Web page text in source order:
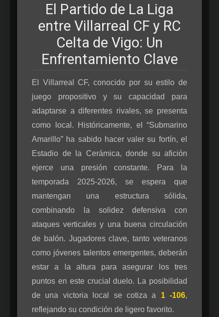
El Partido de La Liga
entre Villarreal CF y RC
Celta de Vigo: Un
Enfrentamiento Clave
El Villarreal CF, conocido por su estilo de
juego propositivo y su capacidad para
adaptarse a diferentes rivales, se presenta
como local. Históricamente, el “Submarino
Amarillo” ha sabido hacer valer su fortín, el
Estadio de la Cerámica, donde su afición
ejerce una presión constante. Para la
temporada 2025-2026, se espera que
mantengan una estructura sólida,
combinando la solidez defensiva con
ataques verticales y una buena circulación
de balón. Jugadores clave, tanto veteranos
como jóvenes talentos emergentes, deberán
estar a la altura para asegurar los tres
puntos en este crucial duelo. La posibilidad
de una victoria local se cotiza a 1 -106,
reflejando su condición de ligero favorito.